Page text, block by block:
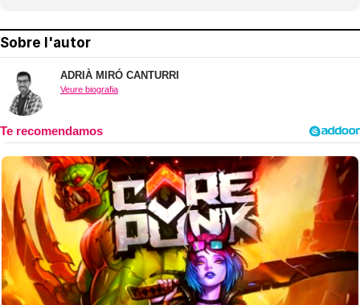
Sobre l'autor
ADRIÀ MIRÓ CANTURRI
Veure biografia